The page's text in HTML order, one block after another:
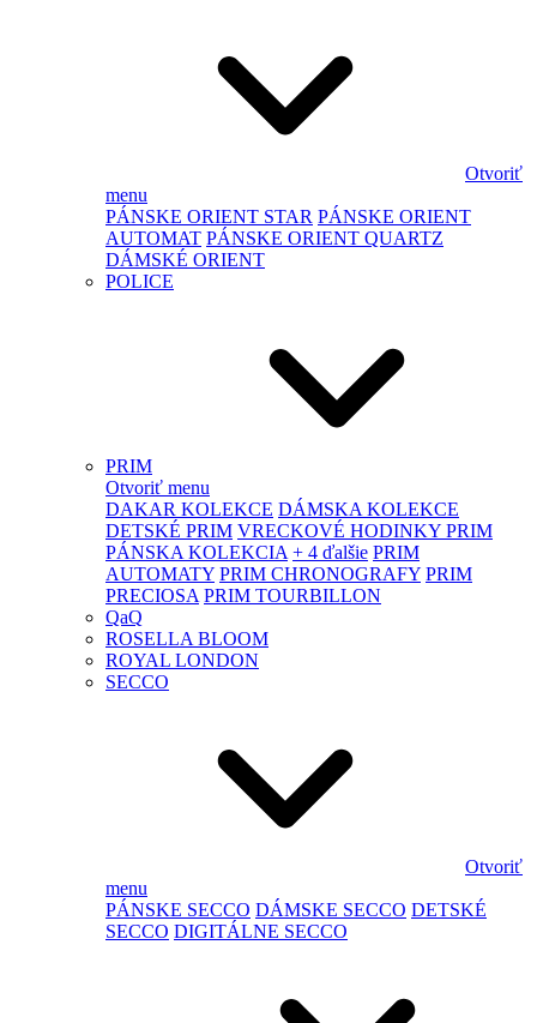
Otvoriť
menu
PÁNSKE ORIENT STAR PÁNSKE ORIENT
AUTOMAT PÁNSKE ORIENT QUARTZ
DÁMSKÉ ORIENT
POLICE
PRIM
Otvoriť menu
DAKAR KOLEKCE DÁMSKA KOLEKCE
DETSKÉ PRIM VRECKOVÉ HODINKY PRIM
PÁNSKA KOLEKCIA + 4 ďalšie PRIM
AUTOMATY PRIM CHRONOGRAFY PRIM
PRECIOSA PRIM TOURBILLON
QaQ
ROSELLA BLOOM
ROYAL LONDON
SECCO
Otvoriť
menu
PÁNSKE SECCO DÁMSKE SECCO DETSKÉ
SECCO DIGITÁLNE SECCO